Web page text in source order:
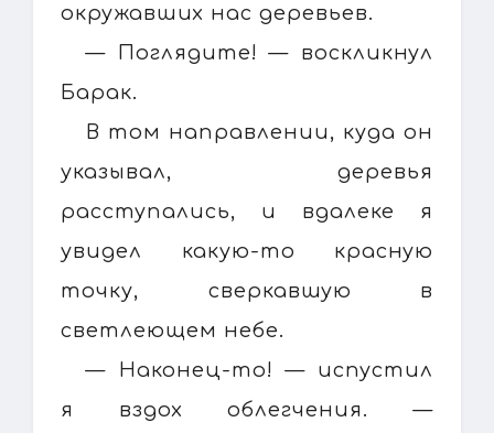
окружавших нас деревьев.
— Поглядите! — воскликнул
Барак.
В том направлении, куда он
указывал, деревья
расступались, и вдалеке я
увидел какую-то красную
точку, сверкавшую в
светлеющем небе.
— Наконец-то! — испустил
я вздох облегчения. —